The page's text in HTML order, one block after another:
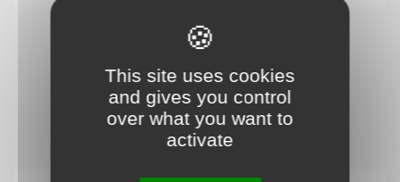
This site uses cookies
and gives you control
over what you want to
activate